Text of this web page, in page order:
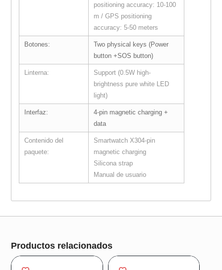
positioning accuracy: 10-100
m / GPS positioning
accuracy: 5-50 meters
Botones:
Two physical keys (Power
button +SOS button)
Linterna:
Support (0.5W high-
brightness pure white LED
light)
Interfaz:
4-pin magnetic charging +
data
Contenido del
paquete:
Smartwatch X304-pin
magnetic charging
Silicona strap
Manual de usuario
Productos relacionados
¡Oferta!